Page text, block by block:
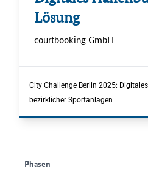
Lösung
.courtbooking GmbH
City Challenge Berlin 2025:
bezirklicher Sportanlagen
Phasen